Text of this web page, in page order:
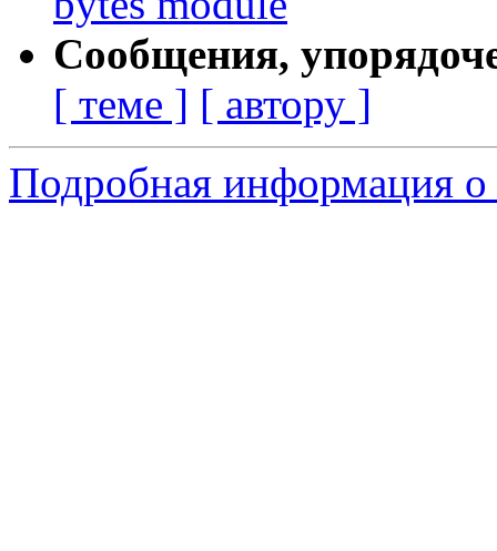
Сообщения,
[ теме ] [ автору ]
Подробная информация